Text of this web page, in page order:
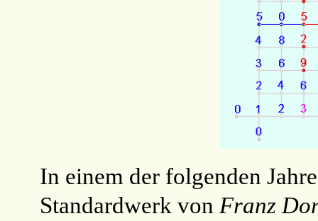
In einem der folgenden
Standardwerk von Franz